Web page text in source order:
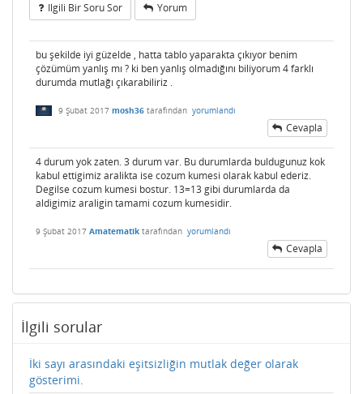
Ilgili Bir Soru Sor Yorum
bu şekilde iyi güzelde , hatta tablo yaparakta çıkıyor benim
çözümüm yanlış mı ? ki ben yanlış olmadığını biliyorum 4 farklı
durumda mutlağı çıkarabiliriz .
9 Şubat 2017 mosh36 tarafından yorumlandı
Cevapla
4 durum yok zaten. 3 durum var. Bu durumlarda buldugunuz kok
kabul ettigimiz aralikta ise cozum kumesi olarak kabul ederiz.
Degilse cozum kumesi bostur. 13=13 gibi durumlarda da
aldigimiz araligin tamami cozum kumesidir.
9 Şubat 2017 Amatematik tarafından yorumlandı
Cevapla
İlgili sorular
İki sayı arasındaki eşitsizliğin mutlak değer olarak
gösterimi.